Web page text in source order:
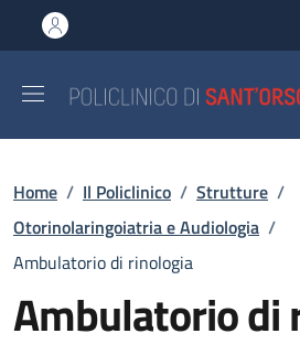
al contenuto principale
to footer content
Briciole di pane
Home / Il Policlinico / Strutture /
Otorinolaringoiatria e Audiologia /
Ambulatorio di rinologia
Ambulatorio di